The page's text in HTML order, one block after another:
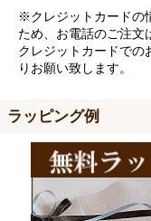
※クレジットカードの
ため、お電話のご注文
クレジットカードでの
りお願い致します。
ラッピング例